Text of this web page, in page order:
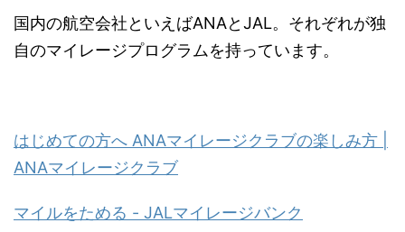
国内の航空会社といえばANAとJAL。それぞれが独
自のマイレージプログラムを持っています。
はじめての方へ ANAマイレージクラブの楽しみ方 |
ANAマイレージクラブ
マイルをためる - JALマイレージバンク